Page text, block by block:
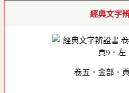
經典文字
卷五．金部．